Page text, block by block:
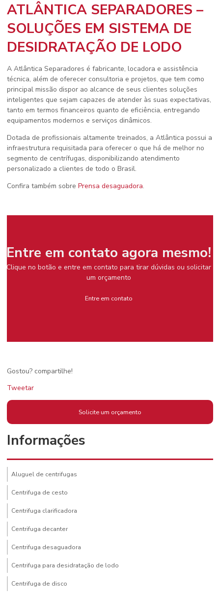
ATLÂNTICA SEPARADORES –
SOLUÇÕES EM SISTEMA DE
DESIDRATAÇÃO DE LODO
A Atlântica Separadores é fabricante, locadora e assistência
técnica, além de oferecer consultoria e projetos, que tem como
principal missão dispor ao alcance de seus clientes soluções
inteligentes que sejam capazes de atender às suas expectativas,
tanto em termos financeiros quanto de eficiência, entregando
equipamentos modernos e serviços dinâmicos.
Dotada de profissionais altamente treinados, a Atlântica possui a
infraestrutura requisitada para oferecer o que há de melhor no
segmento de centrífugas, disponibilizando atendimento
personalizado a clientes de todo o Brasil.
Confira também sobre Prensa desaguadora.
Entre em contato agora mesmo!
Clique no botão e entre em contato para tirar dúvidas ou solicitar
um orçamento
Entre em contato
Gostou? compartilhe!
Tweetar
Solicite um orçamento
Informações
Aluguel de centrifugas
Centrifuga de cesto
Centrifuga clarificadora
Centrifuga decanter
Centrifuga desaguadora
Centrifuga para desidratação de lodo
Centrifuga de disco